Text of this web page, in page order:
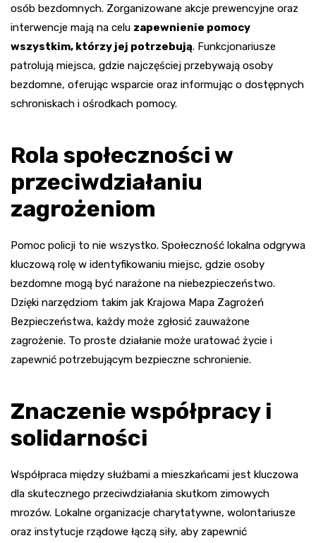
osób bezdomnych. Zorganizowane akcje prewencyjne oraz
interwencje mają na celu zapewnienie pomocy
wszystkim, którzy jej potrzebują. Funkcjonariusze
patrolują miejsca, gdzie najczęściej przebywają osoby
bezdomne, oferując wsparcie oraz informując o dostępnych
schroniskach i ośrodkach pomocy.
Rola społeczności w
przeciwdziałaniu
zagrożeniom
Pomoc policji to nie wszystko. Społeczność lokalna odgrywa
kluczową rolę w identyfikowaniu miejsc, gdzie osoby
bezdomne mogą być narażone na niebezpieczeństwo.
Dzięki narzędziom takim jak Krajowa Mapa Zagrożeń
Bezpieczeństwa, każdy może zgłosić zauważone
zagrożenie. To proste działanie może uratować życie i
zapewnić potrzebującym bezpieczne schronienie.
Znaczenie współpracy i
solidarności
Współpraca między służbami a mieszkańcami jest kluczowa
dla skutecznego przeciwdziałania skutkom zimowych
mrozów. Lokalne organizacje charytatywne, wolontariusze
oraz instytucje rządowe łączą siły, aby zapewnić